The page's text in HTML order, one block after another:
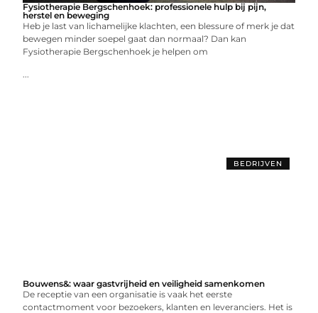
Fysiotherapie Bergschenhoek: professionele hulp bij pijn,
herstel en beweging
Heb je last van lichamelijke klachten, een blessure of merk je dat
bewegen minder soepel gaat dan normaal? Dan kan
Fysiotherapie Bergschenhoek je helpen om
...
BEDRIJVEN
Bouwens&: waar gastvrijheid en veiligheid samenkomen
De receptie van een organisatie is vaak het eerste
contactmoment voor bezoekers, klanten en leveranciers. Het is